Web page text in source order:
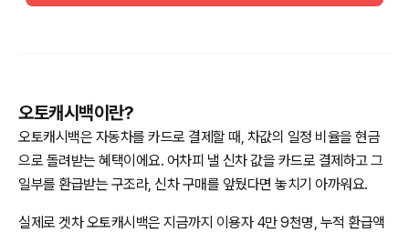
오토캐시백이란?
오토캐시백은 자동차를 카드로 결제할 때, 차값의 일정 비율을 현금
으로 돌려받는 혜택이에요. 어차피 낼 신차 값을 카드로 결제하고 그
일부를 환급받는 구조라, 신차 구매를 앞뒀다면 놓치기 아까워요.
실제로 겟차 오토캐시백은 지금까지 이용자 4만 9천명, 누적 환급액